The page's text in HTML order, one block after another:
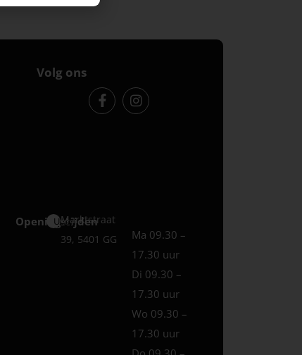
Volg ons
Openingstijden
Uden
Marktstraat
39, 5401 GG
Ma 09.30 –
17.30 uur
Di 09.30 –
17.30 uur
Wo 09.30 –
17.30 uur